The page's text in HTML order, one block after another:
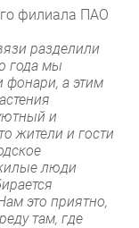
филиала ПАО
разделили
года мы
фонари, а этим
и
жители и гости
люди
это приятно,
там, где